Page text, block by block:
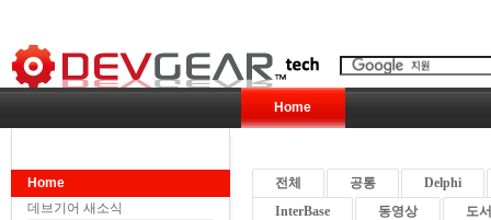
Home
Home
데브기어 새소식
전체 공통
Delphi
InterBase
동영상 도